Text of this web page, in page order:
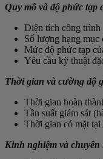
Quy mô và độ phức tạp
Diện tích công trình
Số lượng hạng mục
Mức độ phức tạp
Yêu cầu kỹ thuật
Thời gian và cường độ
Thời gian hoàn
Tần suất giám sát
Thời gian có mặt
Kinh nghiệm và chuyên